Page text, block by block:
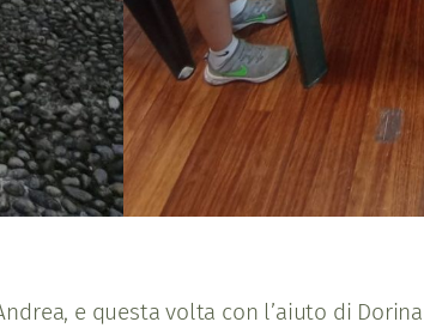
e questa volta con l’aiuto di